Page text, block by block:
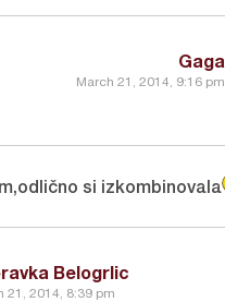
Gaga
March 21, 2014, 9:16 pm
Belogrlic
21, 2014, 8:39 pm
si izkombinovala